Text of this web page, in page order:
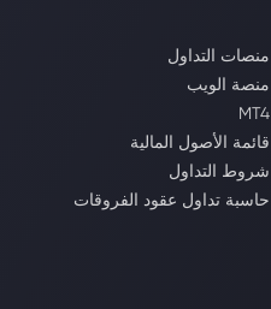
منصات التداول
منصة الويب
MT4
قائمة الأصول المالية
شروط التداول
حاسبة تداول عقود الفروقات